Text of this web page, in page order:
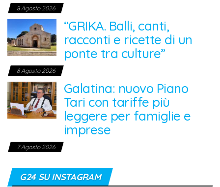
8 Agosto 2026
“GRIKA. Balli, canti,
racconti e ricette di un
ponte tra culture”
8 Agosto 2026
Galatina: nuovo Piano
Tari con tariffe più
leggere per famiglie e
imprese
7 Agosto 2026
G24 SU INSTAGRAM